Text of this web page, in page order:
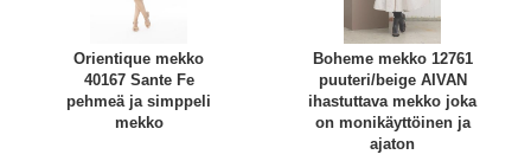
Orientique mekko
40167 Sante Fe
pehmeä ja simppeli
mekko
Boheme mekko 12761
puuteri/beige AIVAN
ihastuttava mekko joka
on monikäyttöinen ja
ajaton